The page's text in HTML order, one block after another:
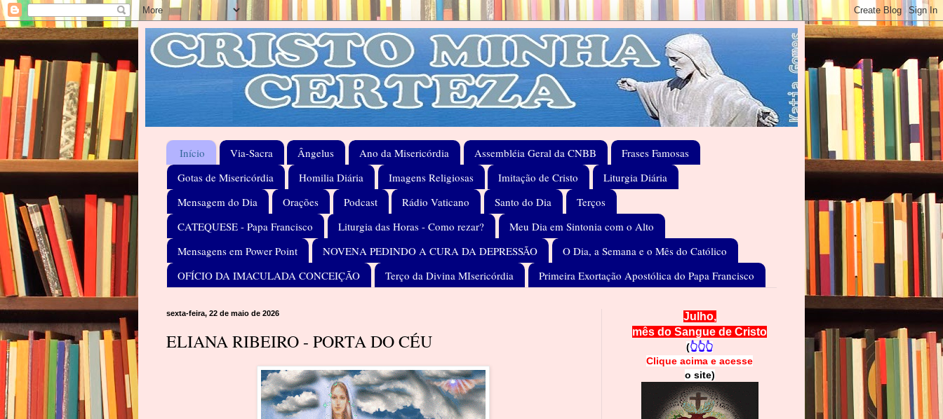
Início Via-Sacra Ângelus Ano da Misericórdia Assembléia Geral da CNBB
Frases Famosas
Gotas de Misericórdia
Homilia Diária Imagens Religiosas Imitação de Cristo
Liturgia Diária
Mensagem do Dia
Orações Podcast Rádio Vaticano Santo do Dia
Terços
CATEQUESE - Papa Francisco
Liturgia das Horas - Como rezar?
Meu Dia em Sintonia com o Alto
Mensagens em Power Point
NOVENA PEDINDO A CURA DA DEPRESSÃO
O Dia, a Semana e o Mês do Católico
OFÍCIO DA IMACULADA CONCEIÇÃO
Terço da Divina MIsericórdia Primeira Exortação Apostólica do Papa Francisco
sexta-feira, 22 de maio de 2026
ELIANA RIBEIRO - PORTA DO CÉU
Julho,
mês do Sangue de Cristo
(👆👆👆
Clique acima e acesse
o site)